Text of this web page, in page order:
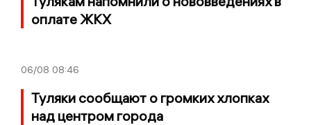
оплате ЖКХ
06/08 08:46
Туляки сообщают о громких хлопках
над центром города